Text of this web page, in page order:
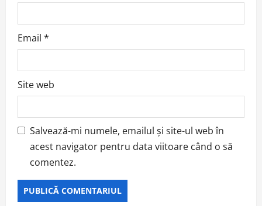
Email *
Site web
Salvează-mi numele, emailul și site-ul web în
acest navigator pentru data viitoare când o să
comentez.